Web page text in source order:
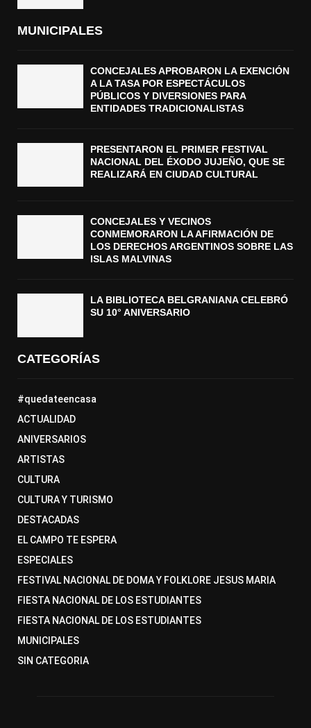
MUNICIPALES
CONCEJALES APROBARON LA EXENCIÓN
A LA TASA POR ESPECTÁCULOS
PÚBLICOS Y DIVERSIONES PARA
ENTIDADES TRADICIONALISTAS
PRESENTARON EL PRIMER FESTIVAL
NACIONAL DEL ÉXODO JUJEÑO, QUE SE
REALIZARÁ EN CIUDAD CULTURAL
CONCEJALES Y VECINOS
CONMEMORARON LA AFIRMACIÓN DE
LOS DERECHOS ARGENTINOS SOBRE LAS
ISLAS MALVINAS
LA BIBLIOTECA BELGRANIANA CELEBRÓ
SU 10° ANIVERSARIO
CATEGORÍAS
#quedateencasa
ACTUALIDAD
ANIVERSARIOS
ARTISTAS
CULTURA
CULTURA Y TURISMO
DESTACADAS
EL CAMPO TE ESPERA
ESPECIALES
FESTIVAL NACIONAL DE DOMA Y FOLKLORE JESUS MARIA
FIESTA NACIONAL DE LOS ESTUDIANTES
FIESTA NACIONAL DE LOS ESTUDIANTES
MUNICIPALES
SIN CATEGORIA